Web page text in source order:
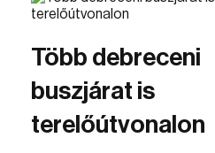
Több debreceni
buszjárat is
terelőútvonalon